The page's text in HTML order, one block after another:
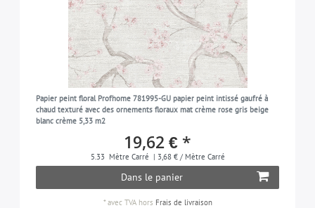
Papier peint floral Profhome 781995-GU papier peint intissé gaufré à
chaud texturé avec des ornements floraux mat crème rose gris beige
blanc crème 5,33 m2
19,62 € *
5.33 Mètre Carré | 3,68 € / Mètre Carré
Dans le panier
*avec TVAhors Frais de livraison